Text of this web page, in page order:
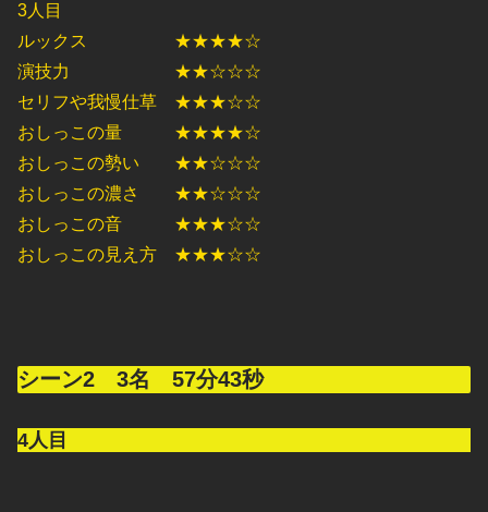
3人目
ルックス ★★★★☆
演技力 ★★☆☆☆
セリフや我慢仕草 ★★★☆☆
おしっこの量 ★★★★☆
おしっこの勢い ★★☆☆☆
おしっこの濃さ ★★☆☆☆
おしっこの音 ★★★☆☆
おしっこの見え方 ★★★☆☆
シーン2 3名 57分43秒
4人目